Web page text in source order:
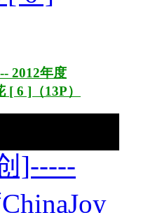
2012年度
6 ]（13P）